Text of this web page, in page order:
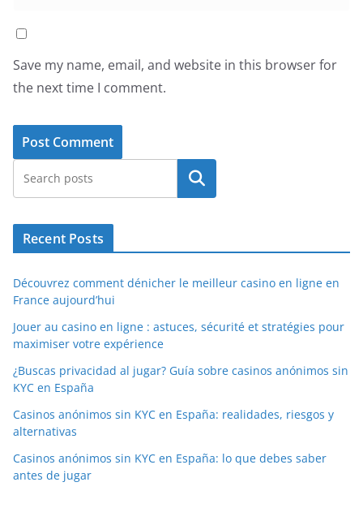
Save my name, email, and website in this browser for
the next time I comment.
Search
Recent Posts
Découvrez comment dénicher le meilleur casino en ligne en
France aujourd’hui
Jouer au casino en ligne : astuces, sécurité et stratégies pour
maximiser votre expérience
¿Buscas privacidad al jugar? Guía sobre casinos anónimos sin
KYC en España
Casinos anónimos sin KYC en España: realidades, riesgos y
alternativas
Casinos anónimos sin KYC en España: lo que debes saber
antes de jugar